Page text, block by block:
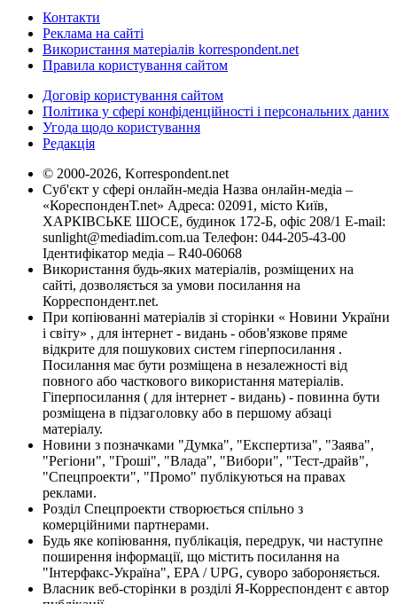
Контакти
Реклама на сайті
Використання матеріалів korrespondent.net
Правила користування сайтом
Договір користування сайтом
Політика у сфері конфіденційності і персональних даних
Угода щодо користування
Редакція
© 2000-2026, Korrespondent.net
Суб'єкт у сфері онлайн-медіа Назва онлайн-медіа –
«КореспонденТ.net» Адреса: 02091, місто Київ,
ХАРКІВСЬКЕ ШОСЕ, будинок 172-Б, офіс 208/1 E-mail:
sunlight@mediadim.com.ua Телефон: 044-205-43-00
Ідентифікатор медіа – R40-06068
Використання будь-яких матеріалів, розміщених на
сайті, дозволяється за умови посилання на
Корреспондент.net.
При копіюванні матеріалів зі сторінки « Новини України
і світу» , для інтернет - видань - обов'язкове пряме
відкрите для пошукових систем гіперпосилання .
Посилання має бути розміщена в незалежності від
повного або часткового використання матеріалів.
Гіперпосилання ( для інтернет - видань) - повинна бути
розміщена в підзаголовку або в першому абзаці
матеріалу.
Новини з позначками "Думка", "Експертиза", "Заява",
"Регіони", "Гроші", "Влада", "Вибори", "Тест-драйв",
"Спецпроекти", "Промо" публікуються на правах
реклами.
Розділ Спецпроекти створюється спільно з
комерційними партнерами.
Будь яке копіювання, публікація, передрук, чи наступне
поширення інформації, що містить посилання на
"Інтерфакс-Україна", EPA / UPG, суворо забороняється.
Власник веб-сторінки в розділі Я-Корреспондент є автор